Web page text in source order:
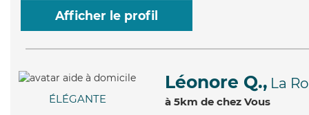
Afficher le profil
ÉLÉGANTE
Léonore Q., La
à 5km de chez Vous